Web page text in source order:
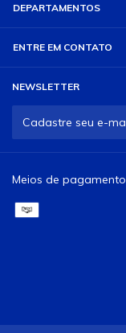
DEPARTAMENTOS
ENTRE EM CONTATO
NEWSLETTER
Meios de pagamento